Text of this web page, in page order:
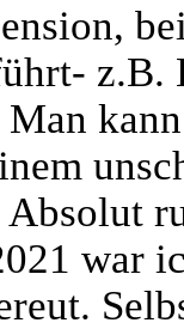
z.B.
war